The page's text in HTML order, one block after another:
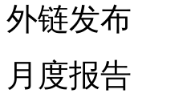
外链发布
月度报告